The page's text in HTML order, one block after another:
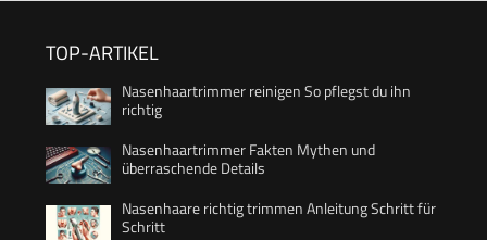
TOP-ARTIKEL
Nasenhaartrimmer reinigen So pflegst du ihn
richtig
Nasenhaartrimmer Fakten Mythen und
überraschende Details
Nasenhaare richtig trimmen Anleitung Schritt für
Schritt